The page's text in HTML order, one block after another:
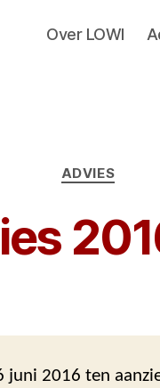
Over LOWI
ADVIES
juni 2016 ten